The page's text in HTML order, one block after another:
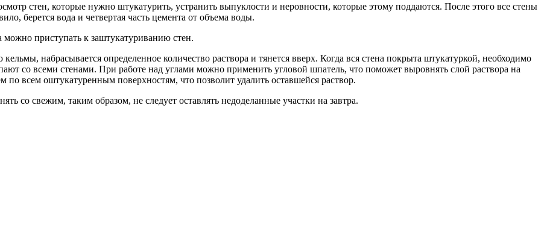
стен, которые нужно штукатурить, устранить выпуклости и неровности, которые этому поддаются. После этого все стены
берется вода и четвертая часть цемента от объема воды.
можно приступать к заштукатуриванию стен.
набрасывается определенное количество раствора и тянется вверх. Когда вся стена покрыта штукатуркой, необходимо
со всеми стенами. При работе над углами можно применить угловой шпатель, что поможет выровнять слой раствора на
всем оштукатуренным поверхностям, что позволит удалить оставшейся раствор.
со свежим, таким образом, не следует оставлять недоделанные участки на завтра.